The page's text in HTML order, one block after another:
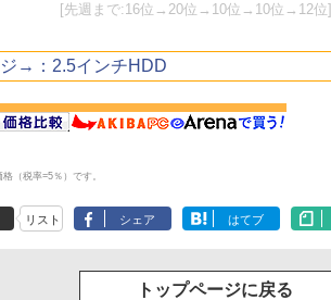
[先週まで:16位→20位→10位→10位→12位]
→：2.5インチHDD
（税率=5％）です。
リスト シェア はてブ
トップページに戻る